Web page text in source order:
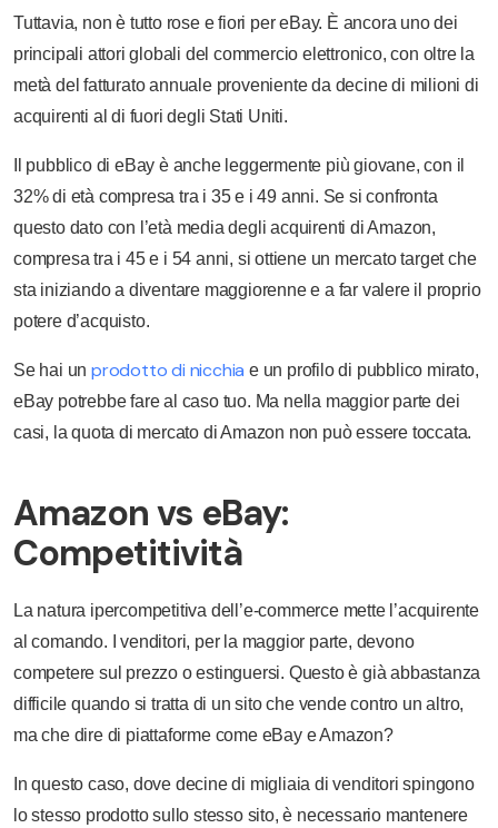
Tuttavia, non è tutto rose e fiori per eBay. È ancora uno dei
principali attori globali del commercio elettronico, con oltre la
metà del fatturato annuale proveniente da decine di milioni di
acquirenti al di fuori degli Stati Uniti.
Il pubblico di eBay è anche leggermente più giovane, con il
32% di età compresa tra i 35 e i 49 anni. Se si confronta
questo dato con l’età media degli acquirenti di Amazon,
compresa tra i 45 e i 54 anni, si ottiene un mercato target che
sta iniziando a diventare maggiorenne e a far valere il proprio
potere d’acquisto.
Se hai un prodotto di nicchia e un profilo di pubblico mirato,
eBay potrebbe fare al caso tuo. Ma nella maggior parte dei
casi, la quota di mercato di Amazon non può essere toccata.
Amazon vs eBay:
Competitività
La natura ipercompetitiva dell’e-commerce mette l’acquirente
al comando. I venditori, per la maggior parte, devono
competere sul prezzo o estinguersi. Questo è già abbastanza
difficile quando si tratta di un sito che vende contro un altro,
ma che dire di piattaforme come eBay e Amazon?
In questo caso, dove decine di migliaia di venditori spingono
lo stesso prodotto sullo stesso sito, è necessario mantenere